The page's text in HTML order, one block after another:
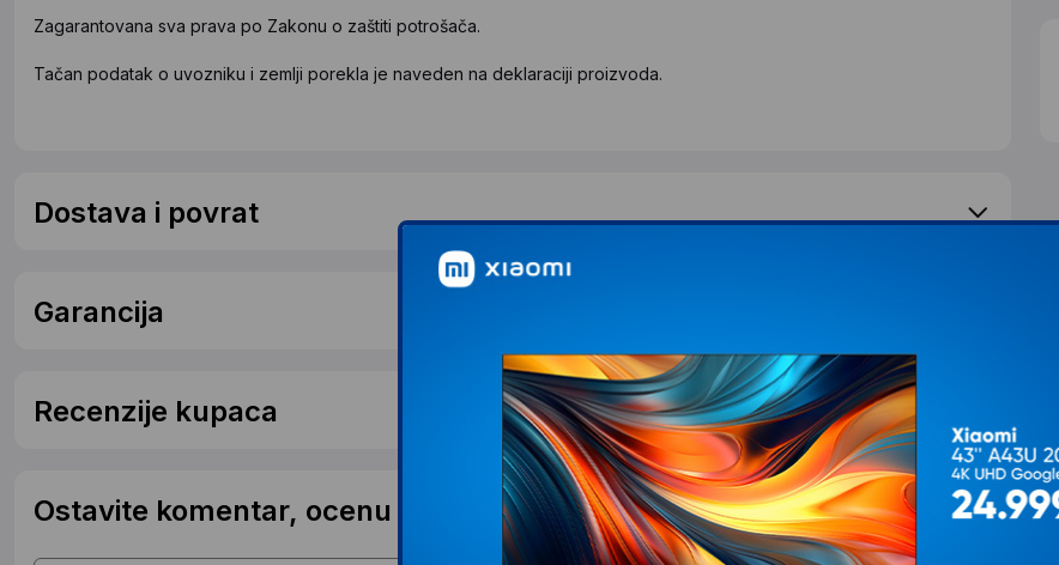
Zagarantovana sva prava po Zakonu o zaštiti potrošača.
Tačan podatak o uvozniku i zemlji porekla je naveden na deklaraciji proizvoda.
Dostava i povrat
Garancija
Recenzije kupaca
Ostavite komentar, ocenu ili postavite pitanje